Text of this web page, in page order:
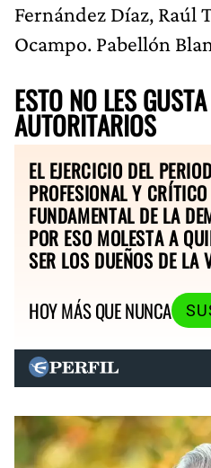
Fernández Díaz, Raúl
Ocampo. Pabellón
ESTO NO LES
AUTORITARIOS
EL EJERCICIO DEL
PROFESIONAL Y
FUNDAMENTAL DE LA
POR ESO MOLESTA A
SER LOS DUEÑOS DE LA
HOY MÁS QUE NUNCA